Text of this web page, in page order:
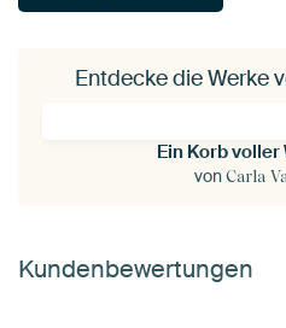
Entdecke die Werke
Ein Korb
vonCarla
Kundenbewertungen